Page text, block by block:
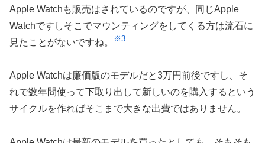
Apple Watchも販売はされているのですが、同じApple
Watchですしそこでマウンティングをしてくる方は流石に
見たことがないですね。
※3
Apple Watchは廉価版のモデルだと3万円前後ですし、そ
れで数年間使って下取り出して新しいのを購入するという
サイクルを作ればそこまで大きな出費ではありません。